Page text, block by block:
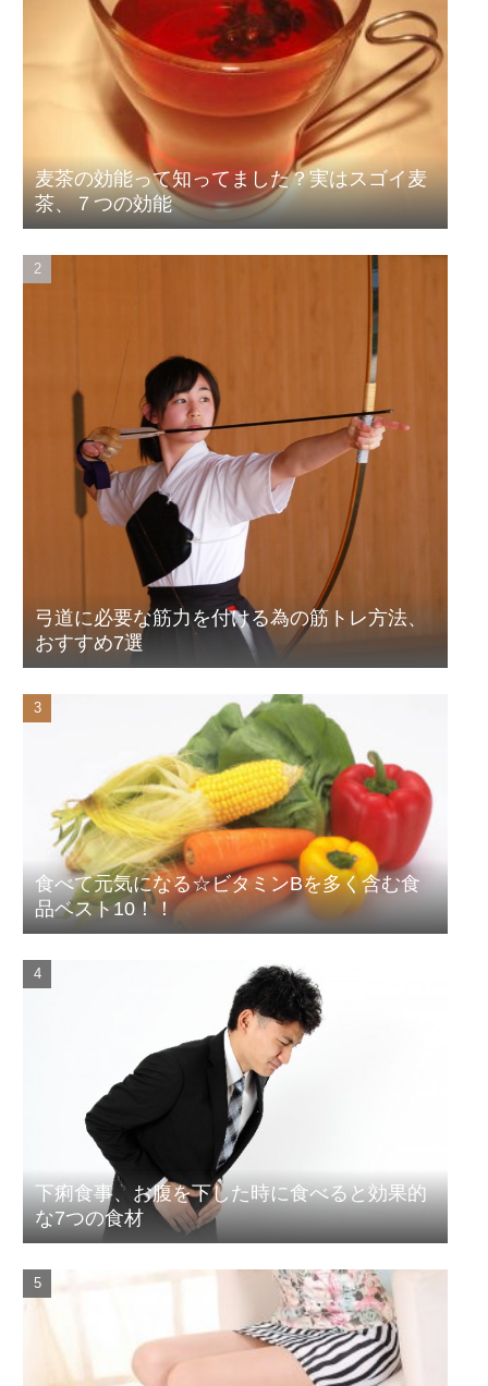
麦茶の効能って知ってました？実はスゴイ麦
茶、７つの効能
弓道に必要な筋力を付ける為の筋トレ方法、
おすすめ7選
食べて元気になる☆ビタミンBを多く含む食
品ベスト10！！
下痢食事、お腹を下した時に食べると効果的
な7つの食材